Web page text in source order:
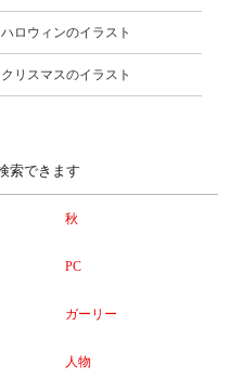
ハロウィンのイラスト
クリスマスのイラスト
索できます
秋
PC
ガーリー
人物